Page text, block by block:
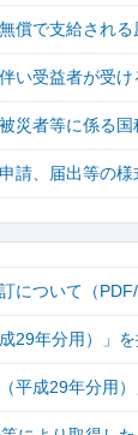
償で支給され
い受益者が受
災者等に係る
請、届出等の
について（
29年分用）」
平成29年分用